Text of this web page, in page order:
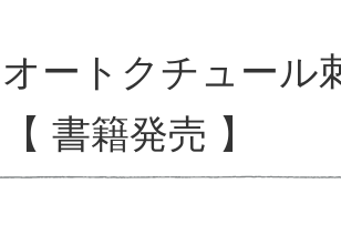
オートクチュール
【 書籍発売 】